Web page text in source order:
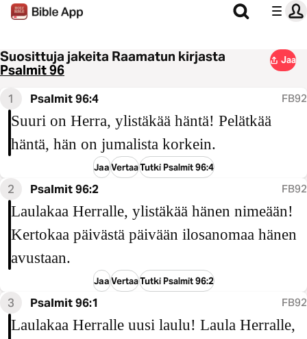
Suosittuja jakeita Raamatun kirjasta
Psalmit 96
Jaa
1 Psalmit 96:4 FB92
Suuri on Herra, ylistäkää häntä! Pelätkää
häntä, hän on jumalista korkein.
JaaVertaaTutki Psalmit 96:4
2 Psalmit 96:2 FB92
Laulakaa Herralle, ylistäkää hänen nimeään!
Kertokaa päivästä päivään ilosanomaa hänen
avustaan.
JaaVertaaTutki Psalmit 96:2
3 Psalmit 96:1 FB92
Laulakaa Herralle uusi laulu! Laula Herralle,